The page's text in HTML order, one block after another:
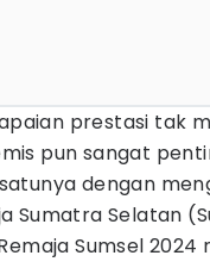
prestasi tak
pun sangat
dengan
Sumatra Selatan
Sumsel